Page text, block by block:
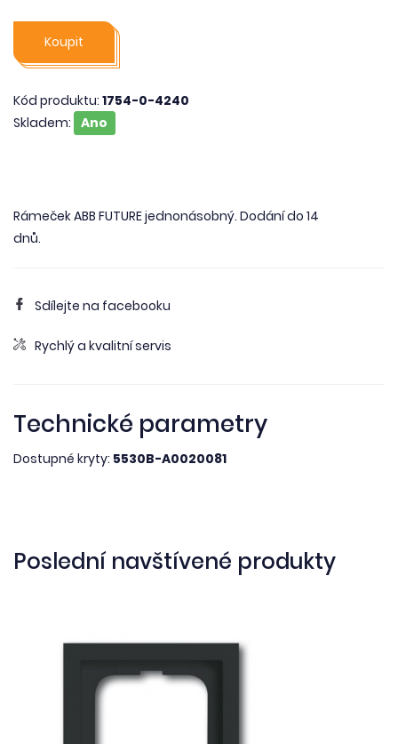
Koupit
Kód produktu: 1754-0-4240
Skladem:
Ano
Rámeček ABB FUTURE jednonásobný. Dodání do 14
dnů.
Sdílejte na facebooku
Rychlý a kvalitní servis
Technické parametry
Dostupné kryty: 5530B-A0020081
Poslední navštívené produkty